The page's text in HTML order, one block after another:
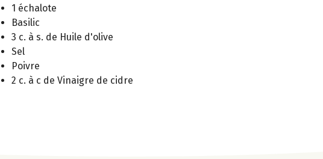
1 échalote
Basilic
3 c. à s. de Huile d'olive
Sel
Poivre
2 c. à c de Vinaigre de cidre